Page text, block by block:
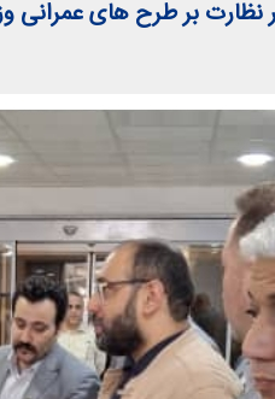
ریاست
نظارت بر طرح های عمرانی